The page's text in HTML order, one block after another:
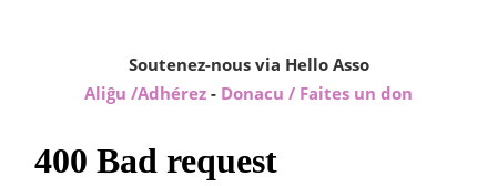
Soutenez-nous via Hello Asso
Aliĝu /Adhérez - Donacu / Faites un don